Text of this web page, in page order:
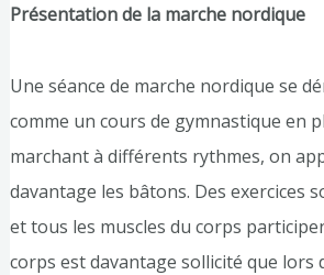
Présentation de la marche nordique
Une séance de marche nordique se
comme un cours de gymnastique en
marchant à différents rythmes, on
davantage les bâtons. Des exercices
et tous les muscles du corps
corps est davantage sollicité que lors